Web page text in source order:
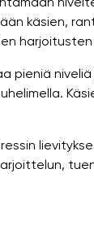
käsien,
harjoitusten
pieniä